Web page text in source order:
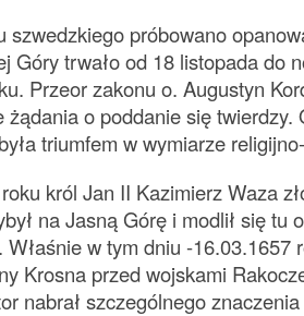
szwedzkiego próbowano
Góry trwało od 18 listopada do
Przeor zakonu o. Augustyn
żądania o poddanie się twierdzy.
triumfem w wymiarze
król Jan II Kazimierz Waza
na Jasną Górę i modlił się tu
w tym dniu -16.03.1657
Krosna przed wojskami
nabrał szczególnego